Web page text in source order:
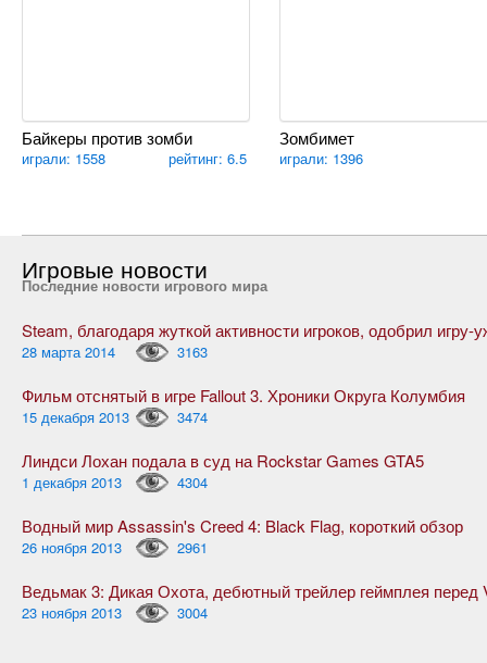
Байкеры против зомби
играли: 1558 рейтинг: 6.5
Зомбимет
играли: 1396
Игровые новости
Последние новости игрового мира
28 марта 2014 3163
Фильм отснятый в игре Fallout 3. Хроники Округа Колумбия
15 декабря 2013 3474
Линдси Лохан подала в суд на Rockstar Games GTA5
1 декабря 2013 4304
Водный мир Assassin's Creed 4: Black Flag, короткий обзор
26 ноября 2013 2961
23 ноября 2013 3004